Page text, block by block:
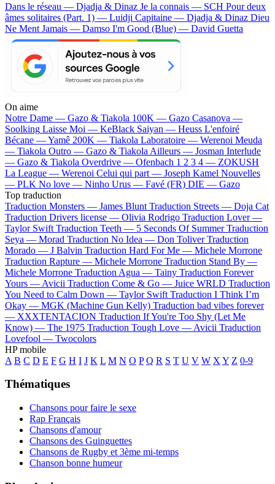
Dans le réseau — Djadja & Dinaz Je la connais — SCH Pour deux
âmes solitaires (Part. 1) — Luidji Capitaine — Djadja & Dinaz Dieu
Ne Ment Jamais — Damso I'm Good (Blue) — David Guetta
On aime
Notre Dame — Gazo & Tiakola 100K — Gazo Casanova —
Soolking Laisse Moi — KeBlack Saiyan — Heuss L'enfoiré
Bécane —Yamê 200K — Tiakola Laboratoire — Werenoi Meuda
— Tiakola Outro — Gazo & Tiakola Ailleurs — Josman Interlude
— Gazo & Tiakola Overdrive — Ofenbach 1 2 3 4 — ZOKUSH
La League — Werenoi Celui qui part — Joseph Kamel Nouvelles
— PLK No love — Ninho Urus — Favé (FR) DIE — Gazo
Top traduction
Traduction Monsters — James Blunt Traduction Streets — Doja Cat
Traduction Drivers license — Olivia Rodrigo Traduction Lover —
Taylor Swift Traduction Teeth — 5 Seconds Of Summer Traduction
Seya — Morad Traduction No Idea — Don Toliver Traduction
Morado — J Balvin Traduction Hard For Me — Michele Morrone
Traduction Rapture — Michele Morrone Traduction Stand By —
Michele Morrone Traduction Agua — Tainy Traduction Forever
Yours — Avicii Traduction Come & Go — Juice WRLD Traduction
You Need to Calm Down — Taylor Swift Traduction I Think I’m
Okay — MGK (Machine Gun Kelly) Traduction bad vibes forever
— XXXTENTACION Traduction If You're Too Shy (Let Me
Know) — The 1975 Traduction Tough Love — Avicii Traduction
Lovefool — Twocolors
HP mobile
A B C D E F G H I J K L M N O P Q R S T U V W X Y Z 0-9
Thématiques
Chansons pour faire le sexe
Rap Français
Chansons d'amour
Chansons des Guinguettes
Chansons de Rugby et 3ème mi-temps
Chanson bonne humeur